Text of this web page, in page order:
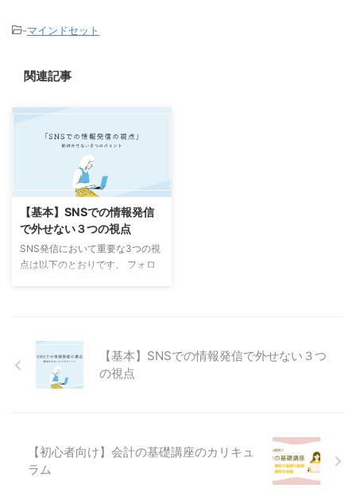
-マインドセット
関連記事
【基本】SNSでの情報発信
で外せない３つの視点
SNS発信において重要な3つの視
点は以下のとおりです。 フォロ
ロワーや潜在的なフォロワーが何
に興味を持っているかを理解し、
関連するコンテンツを提供するこ
とが重要です。 以下のステップ
タ分析 フォロワーのデモグラフ
ィック（年齢、性別、地域など）
【基本】SNSでの情報発信で外せない３つ
の視点
【初心者向け】会計の基礎講座のカリキュ
ラム